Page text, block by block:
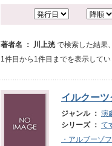
著者名 ： 川上洸で検索した結果
1件目から1件目までを表示して
イルクーツ
ジャンル ： 演
シリーズ ： て
・アルブーゾフ